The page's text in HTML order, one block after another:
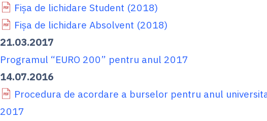
Fișa de lichidare Student (2018)
Fișa de lichidare Absolvent (2018)
21.03.2017
Programul “EURO 200” pentru anul 2017
14.07.2016
Procedura de acordare a burselor pentru anul
2017